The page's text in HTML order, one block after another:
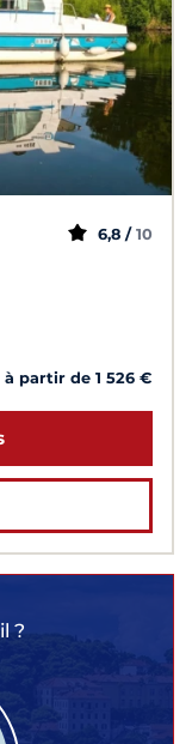
6,8 / 10
à partir de 1 526 €
?